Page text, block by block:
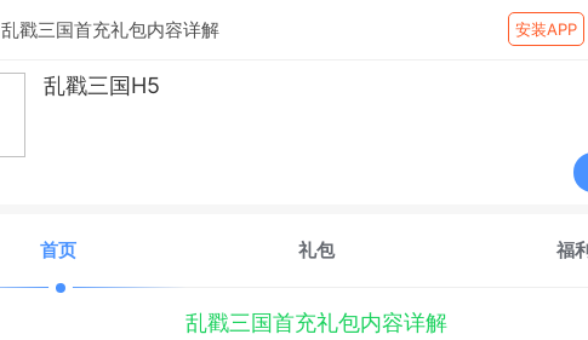
乱戳三国首充礼包内容详解 安装APP
乱戳三国H5
首页 礼包 福
乱戳三国首充礼包内容详解